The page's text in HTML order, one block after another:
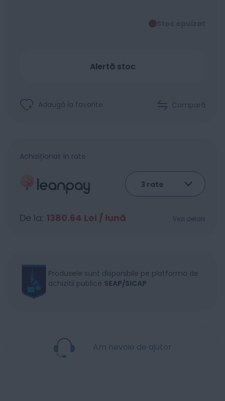
Alertă stoc
Adaugă la favorite Compară
Achiziționat în rate
De la: 1380.64 Lei / lună Vezi detalii
Produsele sunt disponibile pe platforma de
achizitii publice SEAP/SICAP
Am nevoie de ajutor